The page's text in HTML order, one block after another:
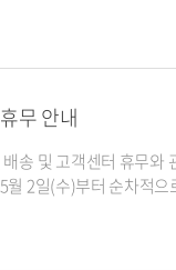
무 안내
휴무와 관련하여 안내 드립
2일(수)부터 순차적